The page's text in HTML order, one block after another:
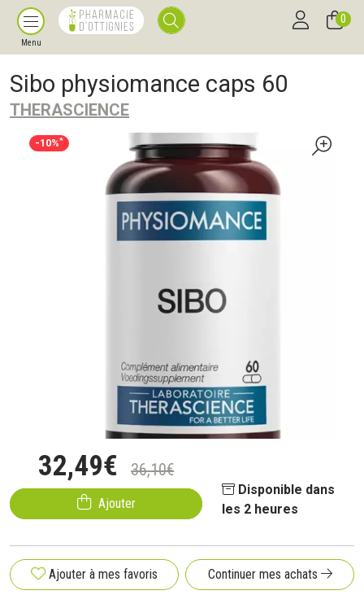
Menu
0
Sibo physiomance caps 60
THERASCIENCE
-10%*
32,49€ 36,10€
Ajouter
Disponible dans
les 2 heures
Ajouter à mes favoris Continuer mes achats